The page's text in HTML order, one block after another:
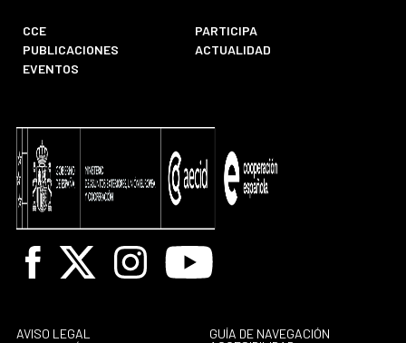
CCE
PARTICIPA
PUBLICACIONES
ACTUALIDAD
EVENTOS
Facebook
X InstagramYoutube
AVISO LEGAL
GUÍA DE NAVEGACIÓN